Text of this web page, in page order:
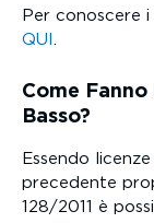
Per conoscere
QUI .
Come
Basso?
Essendo
precedente
128/2011 è